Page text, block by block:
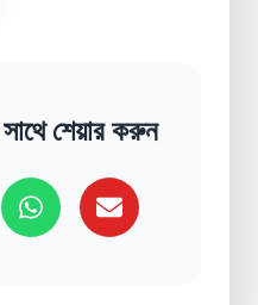
শেয়ার করুন